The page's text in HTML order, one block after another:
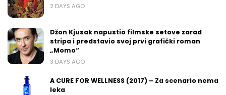
2 DAYS AGO
Džon Kjusak napustio filmske setove zarad
stripa i predstavio svoj prvi grafički roman
„Momo“
3 DAYS AGO
A CURE FOR WELLNESS (2017) – Za scenario nema
leka